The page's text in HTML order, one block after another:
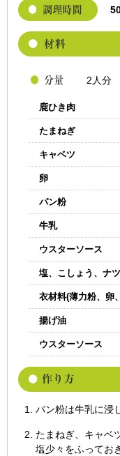
2人分
鹿ひき肉
たまねぎ
キャベツ
卵
パン粉
牛乳
ウスターソース
塩、こしょう、ナ
衣材料(薄力粉、卵
揚げ油
ウスターソース
パン粉は牛乳に浸
たまねぎ、キャベ
塩少々をふってお